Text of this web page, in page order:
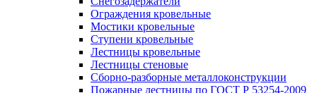
Ограждения кровельные
Мостики кровельные
Ступени кровельные
Лестницы кровельные
Лестницы стеновые
Сборно-разборные металлоконструкции
Пожарные лестницы по ГОСТ Р 53254-2009